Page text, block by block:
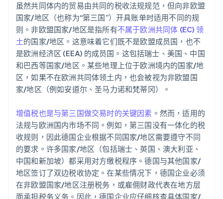
虽然共同体内的贸易由共同的税收法规规范，但向非欧盟
国家/地区（也称为“第三国”）开具账单时适用不同的规
则。非欧盟国家/地区是指所有不属于欧洲共同体 (EC) 领
土的国家/地区。这意味着它们既不是欧盟成员国，也不
是欧洲经济区 (EEA) 的成员国。这包括瑞士、美国、中国
和巴西等国家/地区。某些地理上位于欧洲境内的国家/地
区，如果不在欧洲共同体领土内，也会被视为非欧盟国
家/地区（例如安道尔、圣马力诺和梵蒂冈）。
增值税也是与第三国做交易时的关键因素 。然而，适用的
法规与欧洲国内市场不同。例如，第三国没有一体化的税
收规则，因此德国企业根据不同国家/地区需要遵守不同
的要求。许多国家/地区（包括瑞士、英国、澳大利亚、
中国和新加坡）都采用对方缴税程序。德国与其他国家/
地区签订了双边税收协定。在某些情况下，德国企业必须
在非欧盟国家/地区注册税务，或雇佣财政代表在地方层
面承担税务义务。因此，德国企业应仔细核查具体国家/